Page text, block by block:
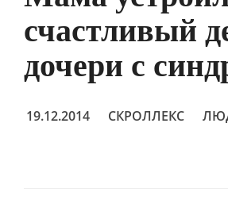
счастливый
дочери с
19.12.2014 СКРОЛЛЕКС